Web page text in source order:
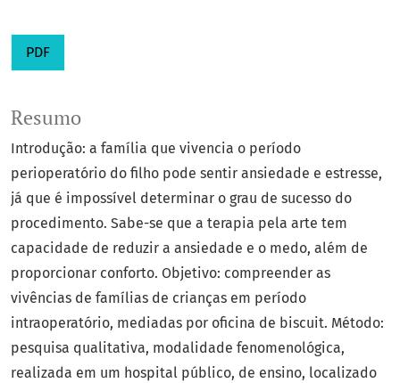
PDF
Resumo
Introdução: a família que vivencia o período
perioperatório do filho pode sentir ansiedade e estresse,
já que é impossível determinar o grau de sucesso do
procedimento. Sabe-se que a terapia pela arte tem
capacidade de reduzir a ansiedade e o medo, além de
proporcionar conforto. Objetivo: compreender as
vivências de famílias de crianças em período
intraoperatório, mediadas por oficina de biscuit. Método:
pesquisa qualitativa, modalidade fenomenológica,
realizada em um hospital público, de ensino, localizado